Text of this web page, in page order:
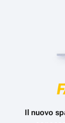
Il nuovo